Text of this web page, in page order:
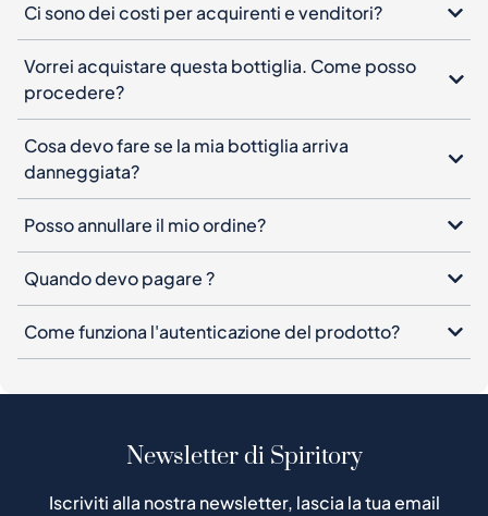
Ci sono dei costi per acquirenti e venditori?
Vorrei acquistare questa bottiglia. Come posso
procedere?
Cosa devo fare se la mia bottiglia arriva
danneggiata?
Posso annullare il mio ordine?
Quando devo pagare ?
Come funziona l'autenticazione del prodotto?
Newsletter di Spiritory
Iscriviti alla nostra newsletter, lascia la tua email